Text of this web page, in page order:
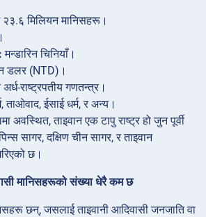
मिलियन मानिसहरू।
मन्डारिन चिनियाँ।
डलर (NTD)।
राष्ट्रपतीय गणतन्त्र।
ताओवाद, ईसाई धर्म, र अन्य।
अवस्थित, ताइवान एक टापु राष्ट्र हो जुन पूर्वी
सागर, दक्षिण चीन सागर, र ताइवान
छ।
मानिसहरूको संख्या धेरै कम छ
छन्, जसलाई ताइवानी आदिवासी जनजाति वा